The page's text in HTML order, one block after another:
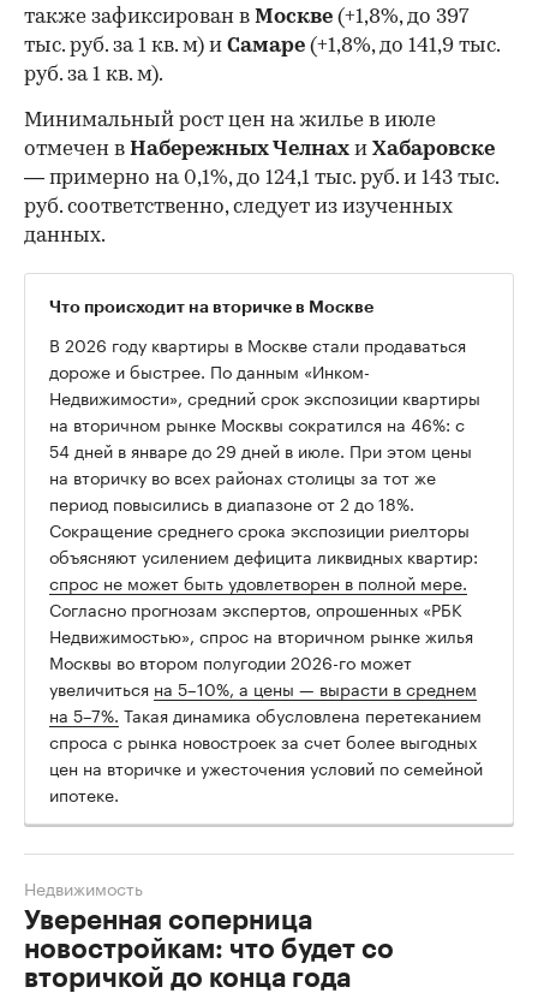
также зафиксирован в Москве (+1,8%, до 397
тыс. руб. за 1 кв. м) и Самаре (+1,8%, до 141,9 тыс.
руб. за 1 кв. м).
Минимальный рост цен на жилье в июле
отмечен в Набережных Челнах и Хабаровске
— примерно на 0,1%, до 124,1 тыс. руб. и 143 тыс.
руб. соответственно, следует из изученных
данных.
Что происходит на вторичке в Москве
В 2026 году квартиры в Москве стали продаваться
дороже и быстрее. По данным «Инком-
Недвижимости», средний срок экспозиции квартиры
на вторичном рынке Москвы сократился на 46%: с
54 дней в январе до 29 дней в июле. При этом цены
на вторичку во всех районах столицы за тот же
период повысились в диапазоне от 2 до 18%.
Сокращение среднего срока экспозиции риелторы
объясняют усилением дефицита ликвидных квартир:
спрос не может быть удовлетворен в полной мере.
Согласно прогнозам экспертов, опрошенных «РБК
Недвижимостью», спрос на вторичном рынке жилья
Москвы во втором полугодии 2026-го может
увеличиться на 5–10%, а цены — вырасти в среднем
на 5–7%. Такая динамика обусловлена перетеканием
спроса с рынка новостроек за счет более выгодных
цен на вторичке и ужесточения условий по семейной
ипотеке.
Уверенная соперница
новостройкам: что будет со
вторичкой до конца года
Недвижимость